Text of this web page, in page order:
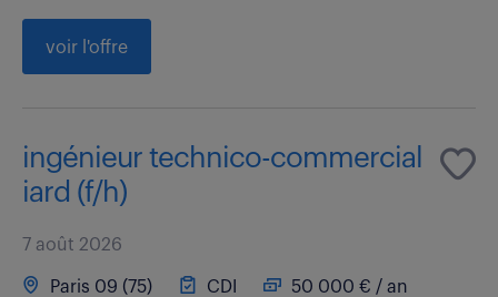
voir l'offre
ingénieur technico-commercial
iard (f/h)
7 août 2026
Paris 09 (75) CDI 50 000 € / an